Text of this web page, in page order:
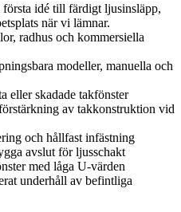
idé till färdigt ljusinsläpp,
när vi lämnar.
radhus och kommersiella
modeller, manuella och
eller skadade takfönster
av takkonstruktion vid
och hållfast infästning
avslut för ljusschakt
med låga U-värden
underhåll av befintliga